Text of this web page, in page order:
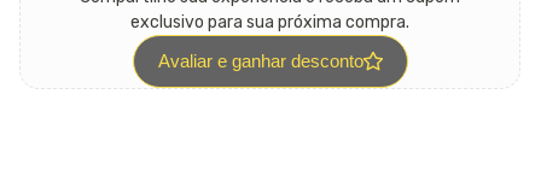
exclusivo para sua próxima compra.
Avaliar e ganhar desconto